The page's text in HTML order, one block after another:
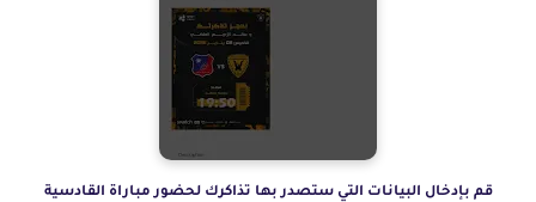
قم بإدخال البيانات التي ستصدر بها تذاكرك لحضور مباراة القادسية